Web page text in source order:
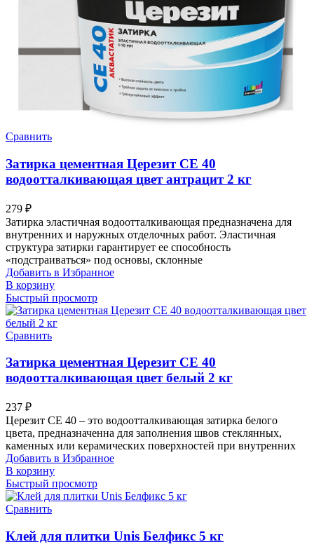
Сравнить
Затирка цементная Церезит CE 40
водоотталкивающая цвет антрацит 2 кг
279 ₽
Затирка эластичная водоотталкивающая предназначена для
внутренних и наружных отделочных работ. Эластичная
структура затирки гарантирует ее способность
«подстраиваться» под основы, склонные
Добавить в Избранное
В корзину
Быстрый просмотр
Сравнить
Затирка цементная Церезит CE 40
водоотталкивающая цвет белый 2 кг
237 ₽
Церезит СЕ 40 – это водоотталкивающая затирка белого
цвета, предназначенна для заполнения швов стеклянных,
каменных или керамических поверхностей при внутренних
Добавить в Избранное
В корзину
Быстрый просмотр
Сравнить
Клей для плитки Unis Белфикс 5 кг